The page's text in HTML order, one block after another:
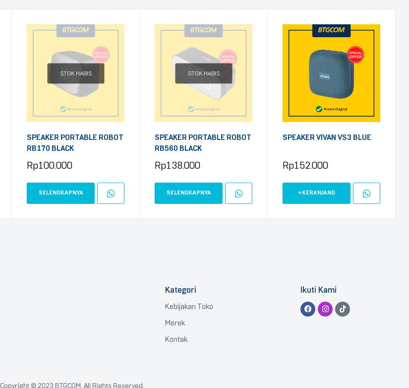
STOK HABIS
SPEAKER PORTABLE ROBOT
RB170 BLACK
Rp100.000
SELENGKAPNYA
STOK HABIS
SPEAKER PORTABLE ROBOT
RB560 BLACK
Rp138.000
SELENGKAPNYA
SPEAKER VIVAN VS3 BLUE
Rp152.000
+KERANJANG
Kategori
Kebijakan Toko
Merek
Kontak
Ikuti Kami
Copyright © 2023 BTGCOM All Rights Reserved.